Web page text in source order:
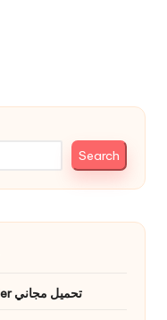
Search
MediaHuman YouTube Downloader تحميل مجاني